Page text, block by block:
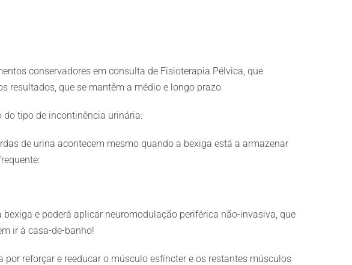
conservadores em consulta de Fisioterapia Pélvica, que
resultados, que se mantêm a médio e longo prazo.
do tipo de incontinência urinária:
de urina acontecem mesmo quando a bexiga está a armazenar
e poderá aplicar neuromodulação periférica não-invasiva, que
ir à casa-de-banho!
reforçar e reeducar o músculo esfíncter e os restantes músculos